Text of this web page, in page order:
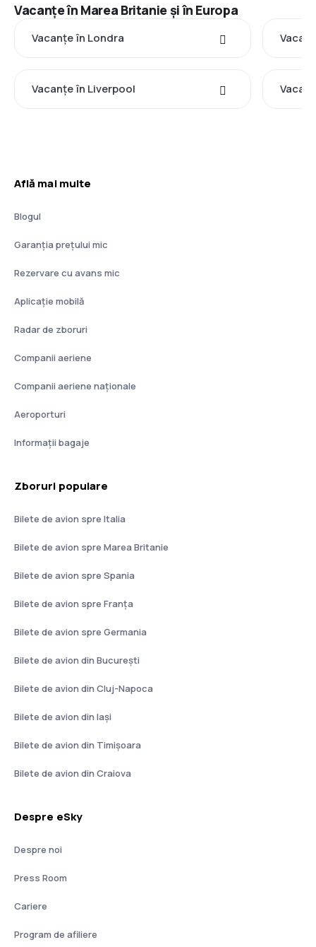
Vacanţe în Marea Britanie şi în Europa
Vacanţe în Londra
Vacanţe în Liverpool
Află mai multe
Blogul
Garanția prețului mic
Rezervare cu avans mic
Aplicație mobilă
Radar de zboruri
Companii aeriene
Companii aeriene naţionale
Aeroporturi
Informații bagaje
Zboruri populare
Bilete de avion spre Italia
Bilete de avion spre Marea Britanie
Bilete de avion spre Spania
Bilete de avion spre Franţa
Bilete de avion spre Germania
Bilete de avion din București
Bilete de avion din Cluj-Napoca
Bilete de avion din Iași
Bilete de avion din Timișoara
Bilete de avion din Craiova
Despre eSky
Despre noi
Press Room
Cariere
Program de afiliere